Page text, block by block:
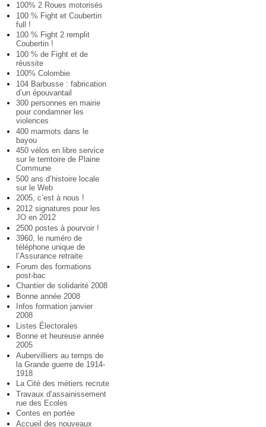
100% 2 Roues motorisés
100 % Fight et Coubertin
full !
100 % Fight 2 remplit
Coubertin !
100 % de Fight et de
réussite
100% Colombie
104 Barbusse : fabrication
d’un épouvantail
300 personnes en mairie
pour condamner les
violences
400 marmots dans le
bayou
450 vélos en libre service
sur le territoire de Plaine
Commune
500 ans d’histoire locale
sur le Web
2005, c’est à nous !
2012 signatures pour les
JO en 2012
2500 postes à pourvoir !
3960, le numéro de
téléphone unique de
l’Assurance retraite
Forum des formations
post-bac
Chantier de solidarité 2008
Bonne année 2008
Infos formation janvier
2008
Listes Électorales
Bonne et heureuse année
2005
Aubervilliers au temps de
la Grande guerre de 1914-
1918
La Cité des métiers recrute
Travaux d’assainissement
rue des Ecoles
Contes en portée
Accueil des nouveaux